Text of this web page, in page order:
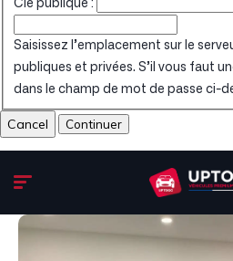
Clé publique :
Saisissez l’emplacement sur le
publiques et privées. S’il vous faut
dans le champ de mot de passe ci-
Cancel